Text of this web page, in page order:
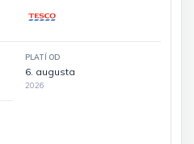
PLATÍ OD
6. augusta
2026